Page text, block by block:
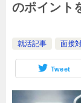
のポイント
就活記事 面接
Tweet